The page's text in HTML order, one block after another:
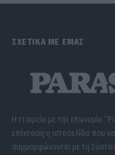
ΣΧΕΤΙΚΑ ΜΕ ΕΜΑΣ
Η εταιρεία με την επωνυμία
επέκταση η ιστοσελίδα που
συμμορφώνονται με τη